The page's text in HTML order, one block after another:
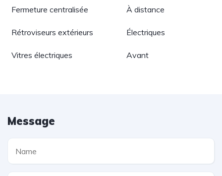
Fermeture centralisée À distance
Rétroviseurs extérieurs Électriques
Vitres électriques Avant
Message